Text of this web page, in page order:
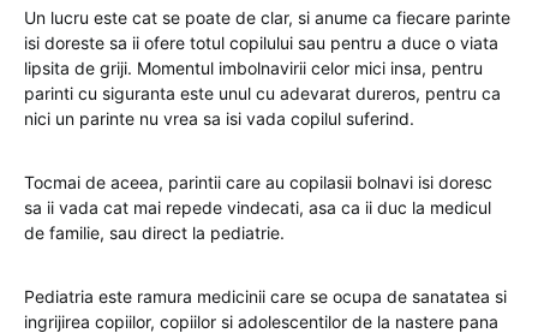
Un lucru este cat se poate de clar, si anume ca fiecare parinte
isi doreste sa ii ofere totul copilului sau pentru a duce o viata
lipsita de griji. Momentul imbolnavirii celor mici insa, pentru
parinti cu siguranta este unul cu adevarat dureros, pentru ca
nici un parinte nu vrea sa isi vada copilul suferind.
Tocmai de aceea, parintii care au copilasii bolnavi isi doresc
sa ii vada cat mai repede vindecati, asa ca ii duc la medicul
de familie, sau direct la pediatrie.
Pediatria este ramura medicinii care se ocupa de sanatatea si
ingrijirea copiilor, copiilor si adolescentilor de la nastere pana